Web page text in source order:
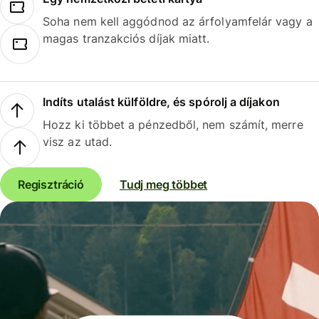
Soha nem kell aggódnod az árfolyamfelár vagy a
magas tranzakciós díjak miatt.
Indíts utalást külföldre, és spórolj a díjakon
Hozz ki többet a pénzedből, nem számít, merre
visz az utad.
Regisztráció Tudj meg többet